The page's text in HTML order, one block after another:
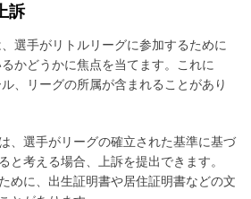
訴
選手がリトルリーグに参加するために
かどうかに焦点を当てます。これに
、リーグの所属が含まれることがあり
、選手がリーグの確立された基準に基づ
と考える場合、上訴を提出できます。
めに、出生証明書や居住証明書などの文